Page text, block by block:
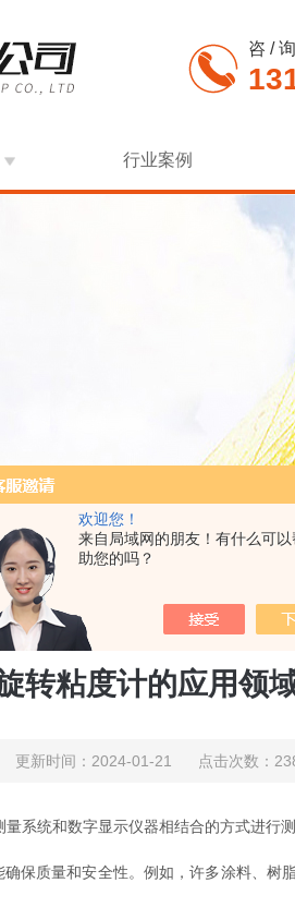
欢迎您！
来自局域网的朋友！有什么可以
助您的吗？
咨 /
行业案例
转粘度计的应用领
更新时间：2024-01-21 点击次数：
统和数字显示仪器相结合的方式进行
质量和安全性。例如，许多涂料、树